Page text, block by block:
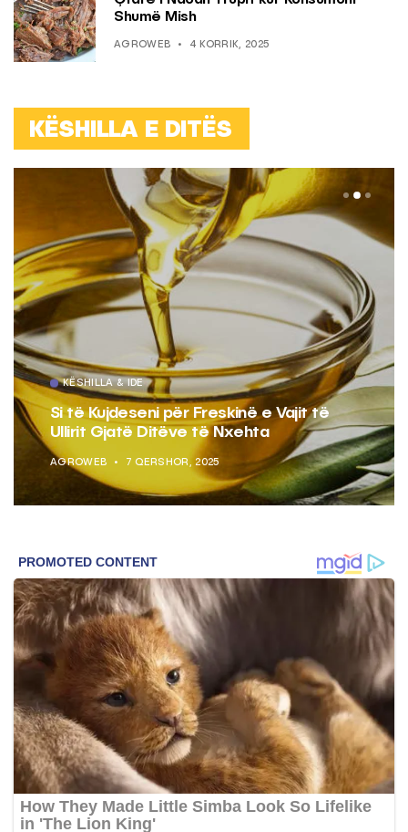
Shumë Mish
AGROWEB 4 KORRIK, 2025
KËSHILLA E DITËS
KËSHILLA & IDE
Si të Kujdeseni për Freskinë e Vajit të
Ullirit Gjatë Ditëve të Nxehta
AGROWEB 7 QERSHOR, 2025